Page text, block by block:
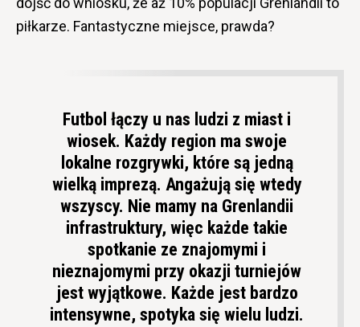
piłkarze. Fantastyczne miejsce, prawda?
Futbol łączy u nas ludzi z miast i
wiosek. Każdy region ma swoje
lokalne rozgrywki, które są jedną
wielką imprezą. Angażują się wtedy
wszyscy. Nie mamy na Grenlandii
infrastruktury, więc każde takie
spotkanie ze znajomymi i
nieznajomymi przy okazji turniejów
jest wyjątkowe. Każde jest bardzo
intensywne, spotyka się wielu ludzi.